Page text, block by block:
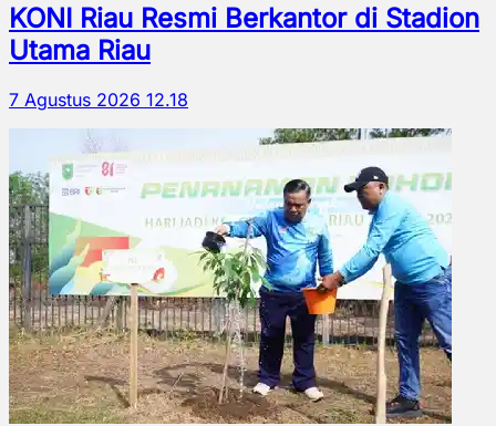
KONI Riau Resmi Berkantor di Stadion
Utama Riau
7 Agustus 2026 12.18